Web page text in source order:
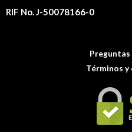
RIF No. J-50078166-0
Términos y